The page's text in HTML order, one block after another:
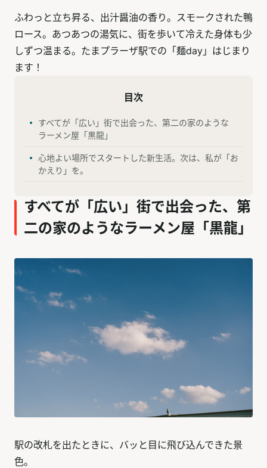
ふわっと立ち昇る、出汁醤油の香り。スモークされた鴨
ロース。あつあつの湯気に、街を歩いて冷えた身体も少
しずつ温まる。たまプラーザ駅での「麺day」はじまり
ます！
目次
すべてが「広い」街で出会った、第二の家のような
ラーメン屋「黒龍」
心地よい場所でスタートした新生活。次は、私が「お
かえり」を。
すべてが「広い」街で出会った、第
二の家のようなラーメン屋「黒龍」
駅の改札を出たときに、バッと目に飛び込んできた景
色。